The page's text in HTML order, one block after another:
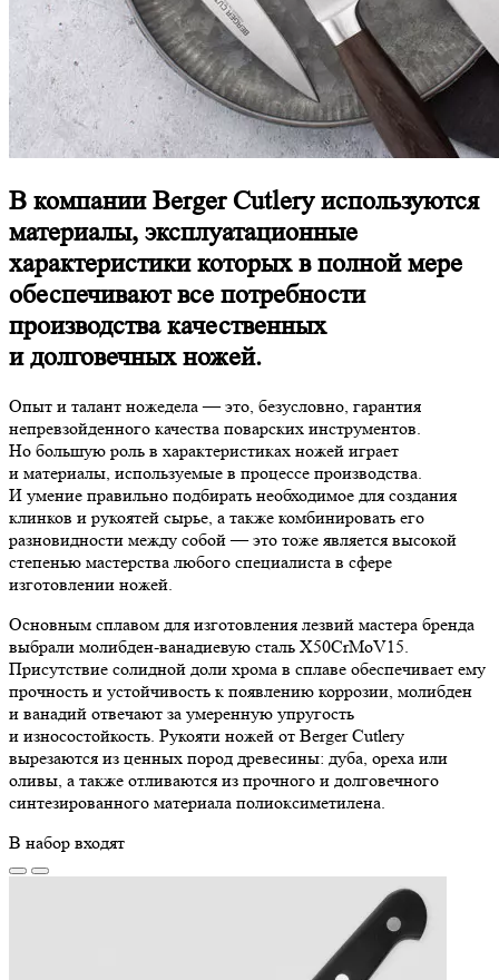
В компании Berger Cutlery используются
материалы, эксплуатационные
характеристики которых в полной мере
обеспечивают все потребности
производства качественных
и долговечных ножей.
Опыт и талант ножедела — это, безусловно, гарантия
непревзойденного качества поварских инструментов.
Но большую роль в характеристиках ножей играет
и материалы, используемые в процессе производства.
И умение правильно подбирать необходимое для создания
клинков и рукоятей сырье, а также комбинировать его
разновидности между собой — это тоже является высокой
степенью мастерства любого специалиста в сфере
изготовлении ножей.
Основным сплавом для изготовления лезвий мастера бренда
выбрали молибден-ванадиевую сталь X50CrMoV15.
Присутствие солидной доли хрома в сплаве обеспечивает ему
прочность и устойчивость к появлению коррозии, молибден
и ванадий отвечают за умеренную упругость
и износостойкость. Рукояти ножей от Berger Cutlery
вырезаются из ценных пород древесины: дуба, ореха или
оливы, а также отливаются из прочного и долговечного
синтезированного материала полиоксиметилена.
В набор входят